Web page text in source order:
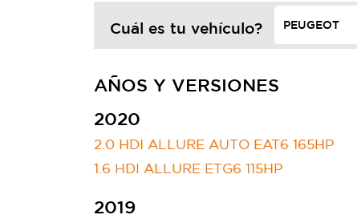
Cuál es tu vehículo?
AÑOS Y VERSIONES
2020
2.0 HDI ALLURE AUTO EAT6 165HP
1.6 HDI ALLURE ETG6 115HP
2019